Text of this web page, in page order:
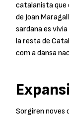
catalanista que
de Joan
sardana es
la resta de
com a dansa
Sorgiren noves